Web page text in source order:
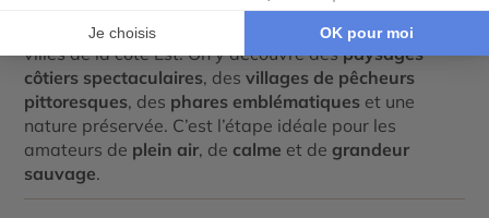
Le Maine offre un parfait contraste avec les grandes
villes de la côte Est. On y découvre despaysages
côtiers spectaculaires, desvillages de pêcheurs
pittoresques, des phares emblématiques et une
nature préservée. C’est l’étape idéale pour les
amateurs de plein air, de calme et degrandeur
sauvage.